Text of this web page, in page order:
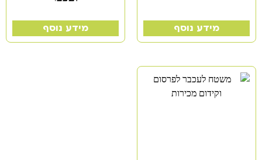
מידע נוסף מידע נוסף